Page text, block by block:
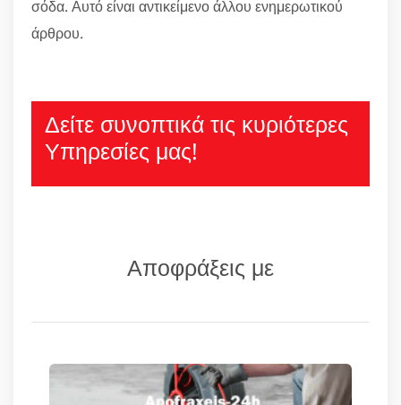
σόδα. Αυτό είναι αντικείμενο άλλου ενημερωτικού
άρθρου.
Δείτε συνοπτικά τις κυριότερες
Υπηρεσίες μας!
Αποφράξεις με